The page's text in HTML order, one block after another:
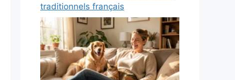
traditionnels français